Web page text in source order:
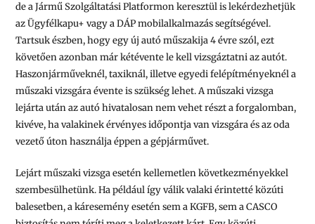
de a Jármű Szolgáltatási Platformon keresztül is lekérdezhetjük
az Ügyfélkapu+ vagy a DÁP mobilalkalmazás segítségével.
Tartsuk észben, hogy egy új autó műszakija 4 évre szól, ezt
követően azonban már kétévente le kell vizsgáztatni az autót.
Haszonjárműveknél, taxiknál, illetve egyedi felépítményeknél a
műszaki vizsgára évente is szükség lehet. A műszaki vizsga
lejárta után az autó hivatalosan nem vehet részt a forgalomban,
kivéve, ha valakinek érvényes időpontja van vizsgára és az oda
vezető úton használja éppen a gépjárművet.
Lejárt műszaki vizsga esetén kellemetlen következményekkel
szembesülhetünk. Ha például így válik valaki érintetté közúti
balesetben, a káresemény esetén sem a KGFB, sem a CASCO